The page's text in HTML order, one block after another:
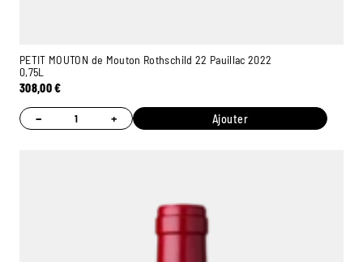
PETIT MOUTON de Mouton Rothschild 22 Pauillac 2022
0,75L
308,00€
− + Ajouter